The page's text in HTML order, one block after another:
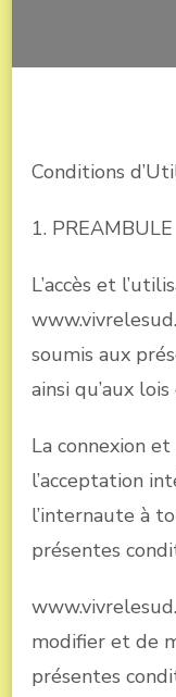
Conditions
1. PREAMBULE
L’accès et
soumis aux
ainsi qu’aux
La connexion
l’acceptation
l’internaute à
présentes
modifier et de
présentes